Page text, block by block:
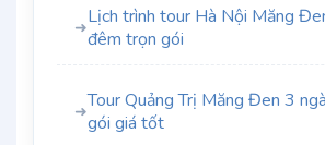
➜Lịch trình tour Hà Nội Măng
đêm trọn gói
➜Tour Quảng Trị Măng Đen 3
gói giá tốt